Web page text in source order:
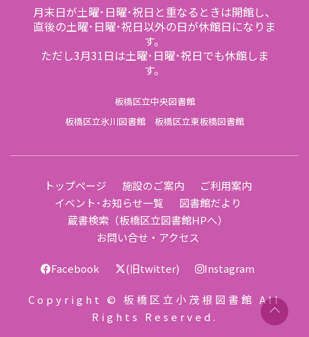
月末日が土曜･日曜･祝日と重なるときは開館し、
直後の土曜･日曜･祝日以外の日が休館日になりま
す。
ただし3月31日は土曜･日曜･祝日でも休館しま
す。
板橋区立中央図書館
板橋区立氷川図書館
板橋区立東板橋図書館
トップページ 施設のご案内
ご利用案内
イベント･お知らせ一覧
図書館だより
蔵書検索（板橋区立図書館HPへ）
お問い合せ・アクセス
Facebook (旧twitter) Instagram
Copyright © 板橋区立小茂根図書館 All
Rights Reserved.